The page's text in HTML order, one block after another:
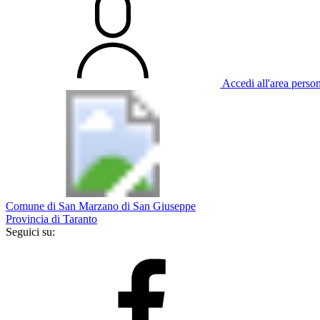
Accedi all'area
Comune di San Marzano di San Giuseppe
Provincia di Taranto
Seguici su: